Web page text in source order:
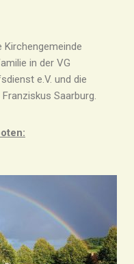
Kirchengemeinde
in der VG
e.V. und die
Saarburg.